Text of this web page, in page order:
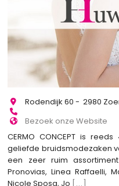
Rodendijk 60 - 2980
Bezoek onze Website
CERMO CONCEPT is
geliefde bruidsmodezaken
een zeer ruim
Pronovias, Linea Raffaelli,
Nicole Sposa, Jo [...]